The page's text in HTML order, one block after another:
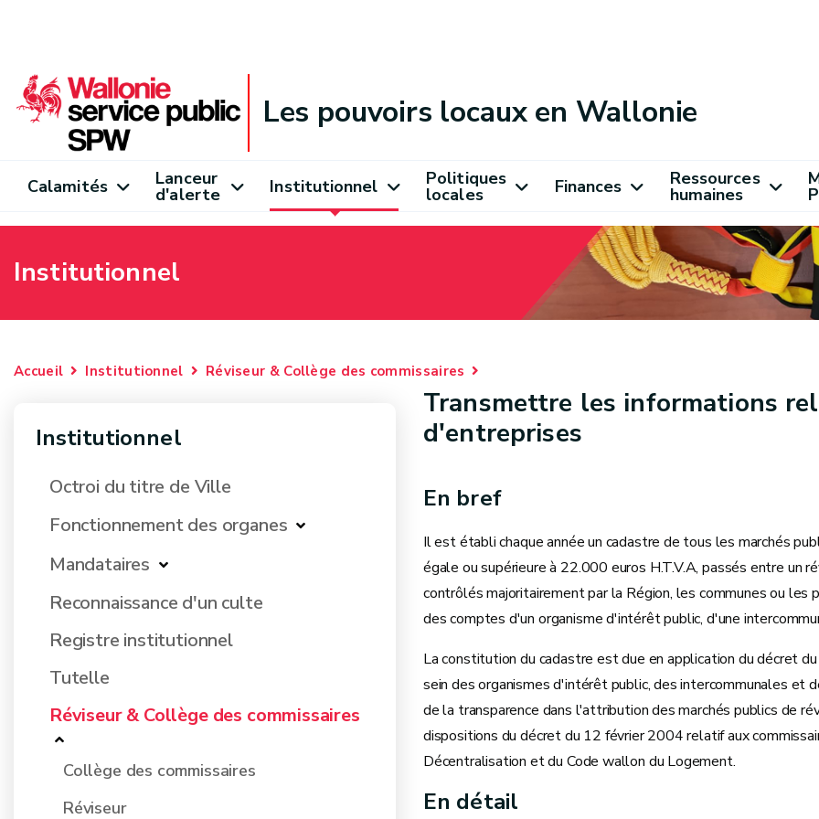
Les pouvoirs locaux en Wallonie
Calamités Lanceur
d'alerte Institutionnel Politiques
locales Finances Ressources
humaines
Institutionnel
Accueil Institutionnel Réviseur & Collège des commissaires
Institutionnel
Octroi du titre de Ville
Fonctionnement des organes
Mandataires
Reconnaissance d'un culte
Registre institutionnel
Tutelle
Réviseur & Collège des commissaires
Collège des commissaires
Réviseur
Transmettre les informations
d'entreprises
En bref
Il est établi chaque année un cadastre de tous les marchés
égale ou supérieure à 22.000 euros H.T.V.A, passés entre un
contrôlés majoritairement par la Région, les communes ou
des comptes d'un organisme d'intérêt public, d'une
La constitution du cadastre est due en application du décret
sein des organismes d'intérêt public, des intercommunales
de la transparence dans l'attribution des marchés publics de
dispositions du décret du 12 février 2004 relatif aux
Décentralisation et du Code wallon du Logement.
En détail